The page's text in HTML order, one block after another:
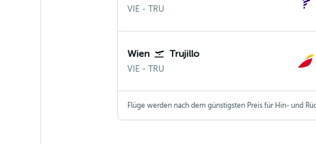
VIE Wien-Schwechat
- TRU
Wien Trujillo
VIE Wien-Schwechat
- TRU
Flüge werden nach dem günstigsten Preis für Hin- und